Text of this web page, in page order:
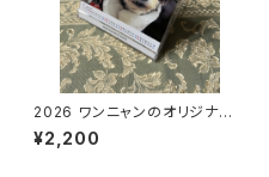
2026 ワンニャンのオリジナル
卓上カレンダー CDサイズ
A：新規制作
¥2,200